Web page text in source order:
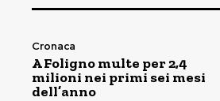
Cronaca
A Foligno multe per 2,4
milioni nei primi sei mesi
dell’anno